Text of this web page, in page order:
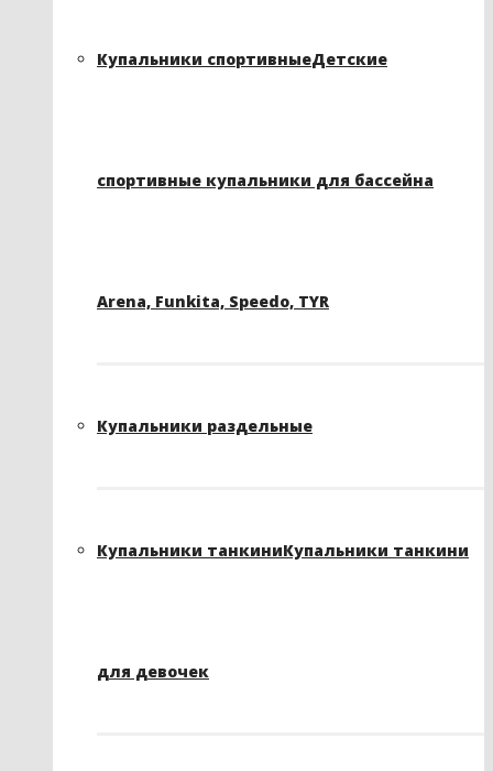
Купальники спортивныеДетские
спортивные купальники для бассейна
Arena, Funkita, Speedo, TYR
Купальники раздельные
Купальники танкиниКупальники танкини
для девочек